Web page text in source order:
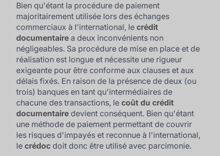
Bien qu'étant la procédure de paiement
majoritairement utilisée lors des échanges
commerciaux à l'international, lecrédit
documentaire a deux inconvénients non
négligeables. Sa procédure de mise en place et de
réalisation est longue et nécessite une rigueur
exigeante pour être conforme aux clauses et aux
délais fixés. En raison de la présence de deux (ou
trois) banques en tant qu'intermédiaires de
chacune des transactions, lecoût du crédit
documentaire devient conséquent. Bien qu'étant
une méthode de paiement permettant de couvrir
les risques d'impayés et reconnue à l'international,
lecrédoc doit donc être utilisé avec parcimonie.